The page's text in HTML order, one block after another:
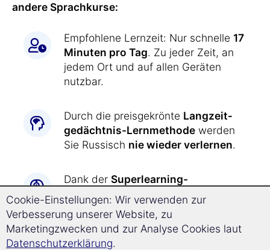
andere Sprachkurse:
Empfohlene Lernzeit: Nur schnelle 17
Minuten pro Tag. Zu jeder Zeit, an
jedem Ort und auf allen Geräten
nutzbar.
Durch die preisgekrönte Langzeit­
gedächtnis-Lernmethode werden
Sie Russisch nie wieder verlernen.
Dank der Superlearning-
Technologie erzielen Sie entspannt
einendeutlich schnelleren
Fortschritt und können sich besser
konzentrieren.
Cookie-Einstellungen: Wir verwenden zur
Verbesserung unserer Website, zu
Marketingzwecken und zur Analyse Cookies laut
Datenschutzerklärung.